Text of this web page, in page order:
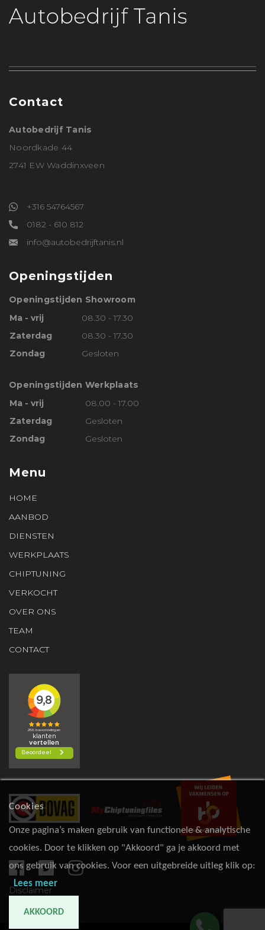
Contact
Autobedrijf Tanis
Noordkade 44
2741 EW Waddinxveen
+316 54764567
0182 - 610 812
info@autobedrijftanis.nl
Openingstijden
Openingstijden Showroom
Ma - vrij
08.30 - 17.30
Zaterdag
08.30 - 17.30
Zondag
Gesloten
Openingstijden Werkplaats
Ma - vrij
08.00 - 17.00
Zaterdag
Gesloten
Zondag
Gesloten
Menu
HOME
AANBOD
DIENSTEN
WERKPLAATS
CHIPTUNING
VERKOCHT
OVER ONS
TEAM
CONTACT
Disclaimer
Cookies
Onze pagina’s maken gebruik van functionele & analytische
cookies. Door te klikken op "Akkoord" ga je akkoord met
ons gebruik van cookies. Voor een uitgebreide uitleg klik op:
Lees meer
AKKOORD